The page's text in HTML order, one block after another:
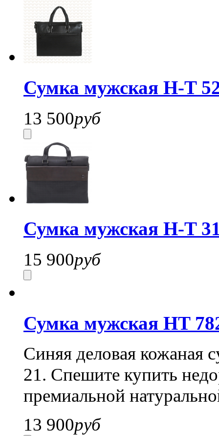
Сумка мужская H-T
13 500руб
Сумка мужская H-T
15 900руб
Сумка мужская HT
Синяя деловая кожаная
21. Спешите купить
премиальной
13 900руб